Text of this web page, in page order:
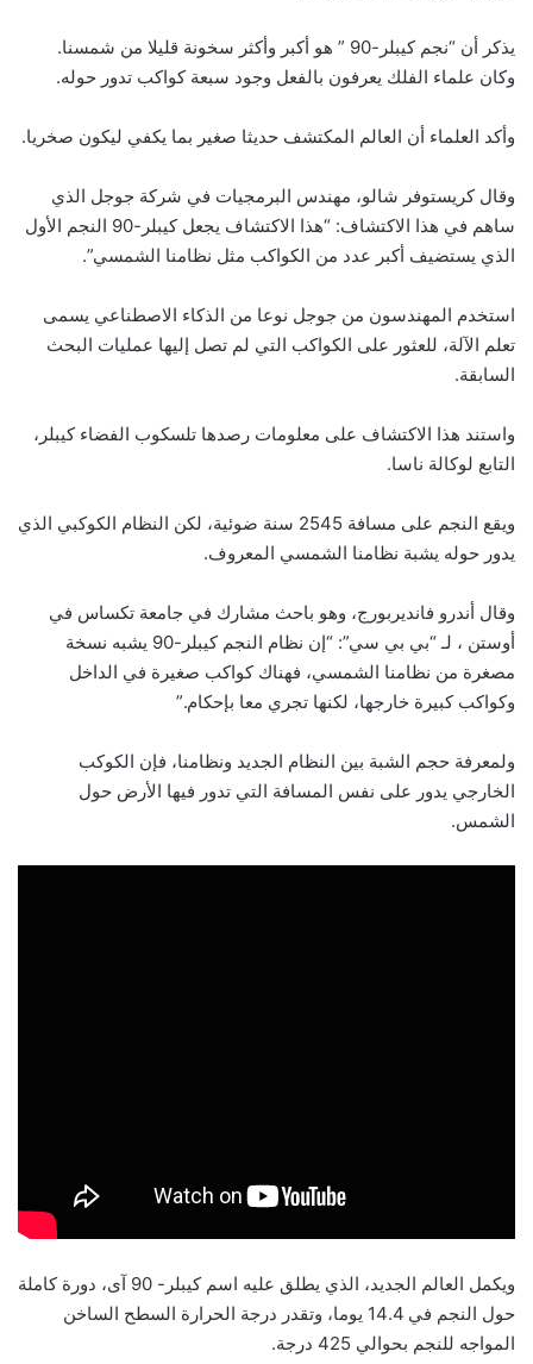
يذكر أن “نجم كيبلر-90 ” هو أكبر وأكثر سخونة قليلا من شمسنا.
وكان علماء الفلك يعرفون بالفعل وجود سبعة كواكب تدور حوله.
وأكد العلماء أن العالم المكتشف حديثا صغير بما يكفي ليكون صخريا.
وقال كريستوفر شالو، مهندس البرمجيات في شركة جوجل الذي
ساهم في هذا الاكتشاف: “هذا الاكتشاف يجعل كيبلر-90 النجم الأول
الذي يستضيف أكبر عدد من الكواكب مثل نظامنا الشمسي”.
استخدم المهندسون من جوجل نوعا من الذكاء الاصطناعي يسمى
تعلم الآلة، للعثور على الكواكب التي لم تصل إليها عمليات البحث
السابقة.
واستند هذا الاكتشاف على معلومات رصدها تلسكوب الفضاء كيبلر،
التابع لوكالة ناسا.
ويقع النجم على مسافة 2545 سنة ضوئية، لكن النظام الكوكبي الذي
يدور حوله يشبة نظامنا الشمسي المعروف.
وقال أندرو فانديربورج، وهو باحث مشارك في جامعة تكساس في
أوستن ، لـ “بي بي سي”: “إن نظام النجم كيبلر-90 يشبه نسخة
مصغرة من نظامنا الشمسي، فهناك كواكب صغيرة في الداخل
وكواكب كبيرة خارجها، لكنها تجري معا بإحكام.”
ولمعرفة حجم الشبة بين النظام الجديد ونظامنا، فإن الكوكب
الخارجي يدور على نفس المسافة التي تدور فيها الأرض حول
الشمس.
ويكمل العالم الجديد، الذي يطلق عليه اسم كيبلر- 90 آى، دورة كاملة
حول النجم في 14.4 يوما، وتقدر درجة الحرارة السطح الساخن
المواجه للنجم بحوالي 425 درجة.